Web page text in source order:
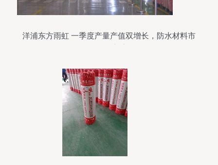
洋浦东方雨虹 一季度产量产值双增长，防水材料市